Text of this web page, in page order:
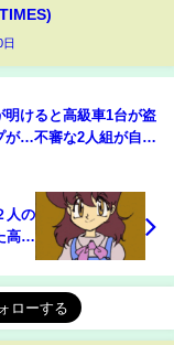
明けると高級車1台が盗
…不審な2人組が自ら
人の
高級
日）